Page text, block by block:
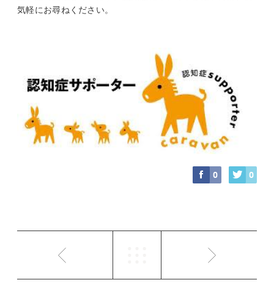
気軽にお尋ねください。
0 0